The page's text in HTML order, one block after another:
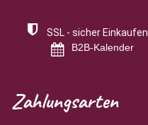
SSL - sicher Einkaufen
B2B-Kalender
Zahlungsarten